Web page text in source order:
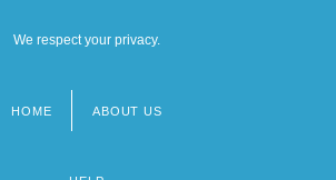
We respect your privacy.
HOME ABOUT US